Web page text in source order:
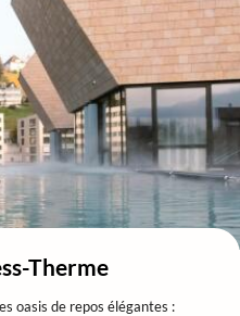
Therme
oasis de repos élégantes :